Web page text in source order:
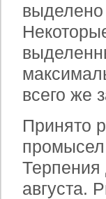
выделено
всего же
Принято
августа.